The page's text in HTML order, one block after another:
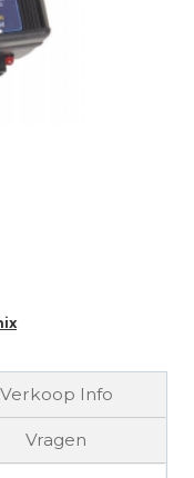
Verkoop Info
Vragen